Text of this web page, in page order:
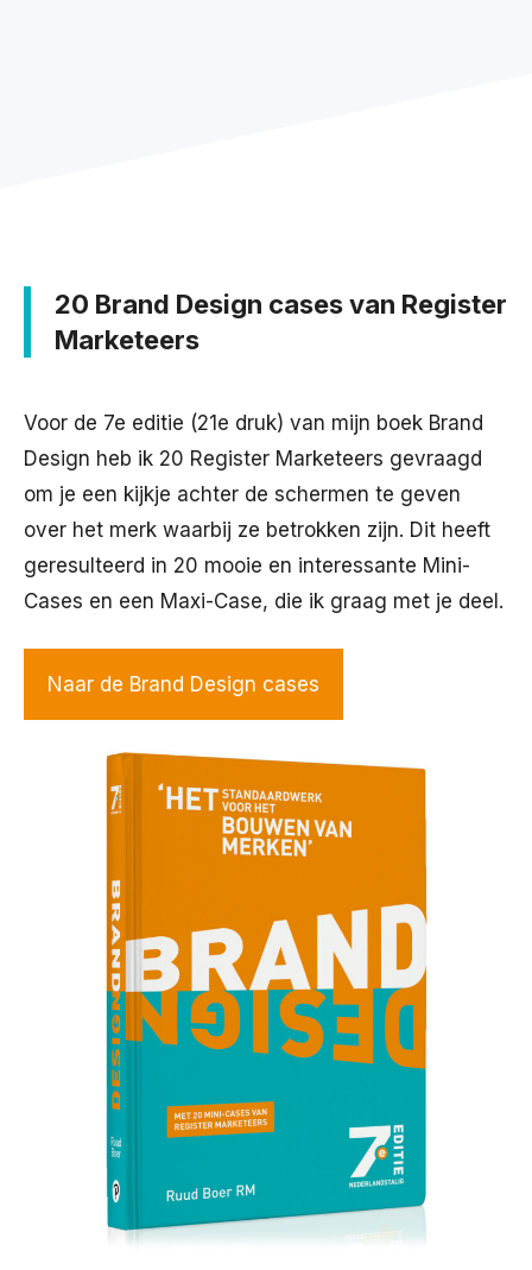
20 Brand Design cases van Register
Marketeers
Voor de 7e editie (21e druk) van mijn boek Brand
Design heb ik 20 Register Marketeers gevraagd
om je een kijkje achter de schermen te geven
over het merk waarbij ze betrokken zijn. Dit heeft
geresulteerd in 20 mooie en interessante Mini-
Cases en een Maxi-Case, die ik graag met je deel.
Naar de Brand Design cases